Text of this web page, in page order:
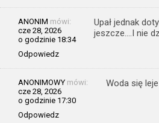
ANONIM mówi:
cze 28, 2026
o godzinie 18:34
Odpowiedz
Upał jednak
jeszcze….I nie
ANONIMOWY mówi:
cze 28, 2026
o godzinie 17:30
Odpowiedz
Woda się